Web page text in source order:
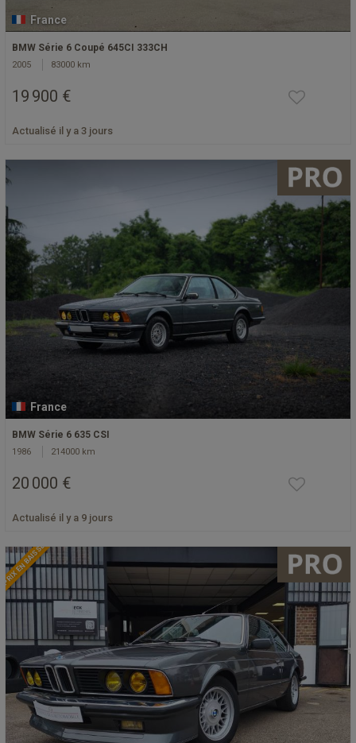
France
BMW Série 6 Coupé 645CI 333CH
2005 83000 km
19 900 €
Actualisé il y a 3 jours
France
BMW Série 6 635 CSI
1986 214000 km
20 000 €
Actualisé il y a 9 jours
PRIX EN BAISSE